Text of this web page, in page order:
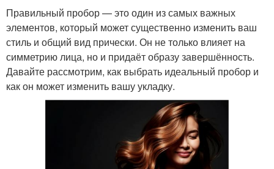
Правильный пробор — это один из самых важных
элементов, который может существенно изменить ваш
стиль и общий вид прически. Он не только влияет на
симметрию лица, но и придаёт образу завершённость.
Давайте рассмотрим, как выбрать идеальный пробор и
как он может изменить вашу укладку.